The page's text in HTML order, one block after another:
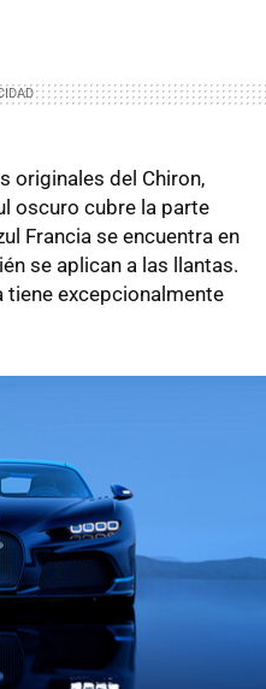
originales del Chiron,
oscuro cubre la parte
Francia se encuentra en
se aplican a las llantas.
tiene excepcionalmente